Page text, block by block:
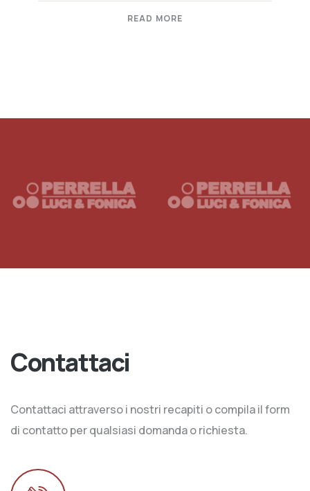
READ MORE
Contattaci
Contattaci attraverso i nostri recapiti o compila il form
di contatto per qualsiasi domanda o richiesta.